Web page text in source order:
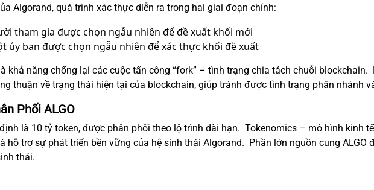
Algorand, quá trình xác thực diễn ra trong hai giai đoạn chính:
tham gia được chọn ngẫu nhiên để đề xuất khối mới
ủy ban được chọn ngẫu nhiên để xác thực khối đề xuất
khả năng chống lại các cuộc tấn công “fork” – tình trạng chia tách chuỗi
thuận về trạng thái hiện tại của blockchain, giúp tránh được tình trạng phân nhánh
Phối ALGO
là 10 tỷ token, được phân phối theo lộ trình dài hạn. Tokenomics – mô hình kinh
hỗ trợ sự phát triển bền vững của hệ sinh thái Algorand. Phần lớn nguồn cung
thái.